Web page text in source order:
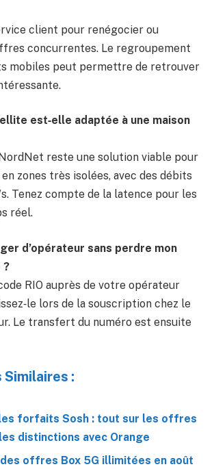
client pour renégocier ou
concurrentes. Le regroupement
mobiles peut permettre de retrouver
est‑elle adaptée à une maison
reste une solution viable pour
zones très isolées, avec des débits
s. Tenez compte de la latence pour les
réel.
d’opérateur sans perdre mon
?
RIO auprès de votre opérateur
lors de la souscription chez le
Le transfert du numéro est ensuite
:
forfaits Sosh : tout sur les offres
distinctions avec Orange
offres Box 5G illimitées en août